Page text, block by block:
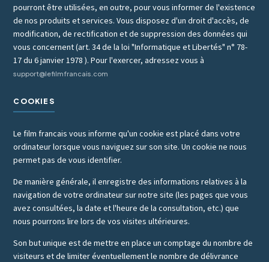
pourront être utilisées, en outre, pour vous informer de l'existence
de nos produits et services. Vous disposez d'un droit d'accès, de
modification, de rectification et de suppression des données qui
vous concernent (art. 34 de la loi "Informatique et Libertés" n° 78-
17 du 6 janvier 1978 ). Pour l'exercer, adressez vous à
support@lefilmfrancais.com
COOKIES
Le film francais vous informe qu'un cookie est placé dans votre
ordinateur lorsque vous naviguez sur son site. Un cookie ne nous
permet pas de vous identifier.
De manière générale, il enregistre des informations relatives à la
navigation de votre ordinateur sur notre site (les pages que vous
avez consultées, la date et l'heure de la consultation, etc.) que
nous pourrons lire lors de vos visites ultérieures.
Son but unique est de mettre en place un comptage du nombre de
visiteurs et de limiter éventuellement le nombre de délivrance